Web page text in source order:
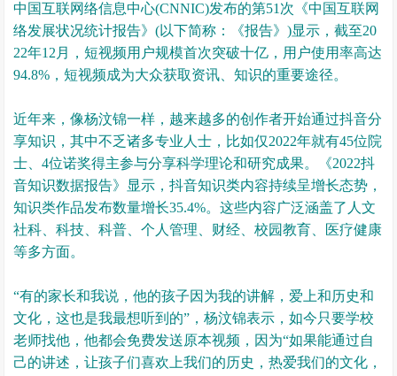
中国互联网络信息中心(CNNIC)发布的第51次《中国互联网
络发展状况统计报告》(以下简称：《报告》)显示，截至20
22年12月，短视频用户规模首次突破十亿，用户使用率高达
94.8%，短视频成为大众获取资讯、知识的重要途径。
近年来，像杨汶锦一样，越来越多的创作者开始通过抖音分
享知识，其中不乏诸多专业人士，比如仅2022年就有45位院
士、4位诺奖得主参与分享科学理论和研究成果。《2022抖
音知识数据报告》显示，抖音知识类内容持续呈增长态势，
知识类作品发布数量增长35.4%。这些内容广泛涵盖了人文
社科、科技、科普、个人管理、财经、校园教育、医疗健康
等多方面。
“有的家长和我说，他的孩子因为我的讲解，爱上和历史和
文化，这也是我最想听到的”，杨汶锦表示，如今只要学校
老师找他，他都会免费发送原本视频，因为“如果能通过自
己的讲述，让孩子们喜欢上我们的历史，热爱我们的文化，